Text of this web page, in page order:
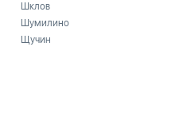
Шклов
Шумилино
Щучин